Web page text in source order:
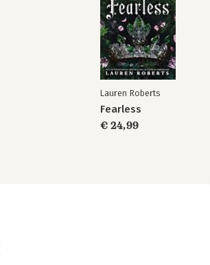
Lauren Roberts
Fearless
€ 24,99